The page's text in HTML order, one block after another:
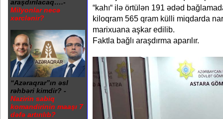
araşdırılacaq….-
Milyonlar necə
xərclənir?
“Azəraqrar”ın əsl
rəhbəri kimdir? -
Nazirin sabiq
komandirinin maaşı 7
dəfə artırılıb?
“kahı“ ilə örtülən 191 ədəd
kiloqram 565 qram külli miqdarda
marixuana aşkar edilib.
Faktla bağlı araşdırma aparılır.